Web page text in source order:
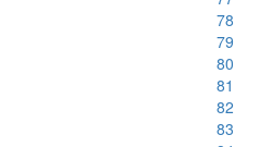
78
79
80
81
82
83